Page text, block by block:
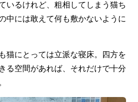
いるけれど、粗相してしまう猫ち
中には敢えて何も敷かないように
猫にとっては立派な寝床。四方を
る空間があれば、それだけで十分